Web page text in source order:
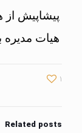
پیشاپیش
هیات مدیره
1
Related posts